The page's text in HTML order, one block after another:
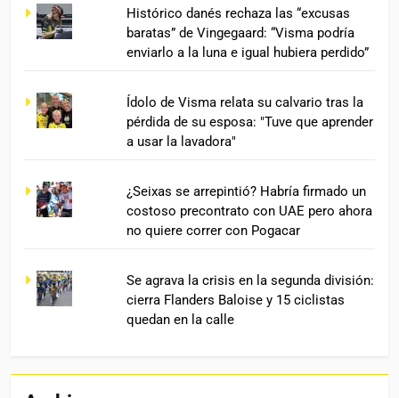
Histórico danés rechaza las “excusas
baratas” de Vingegaard: “Visma podría
enviarlo a la luna e igual hubiera perdido”
Ídolo de Visma relata su calvario tras la
pérdida de su esposa: "Tuve que aprender
a usar la lavadora"
¿Seixas se arrepintió? Habría firmado un
costoso precontrato con UAE pero ahora
no quiere correr con Pogacar
Se agrava la crisis en la segunda división:
cierra Flanders Baloise y 15 ciclistas
quedan en la calle